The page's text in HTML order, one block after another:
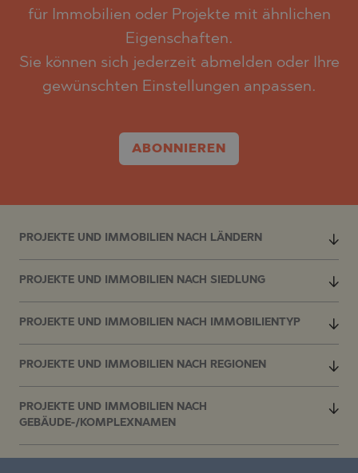
für Immobilien oder Projekte mit ähnlichen
Eigenschaften.
Sie können sich jederzeit abmelden oder Ihre
gewünschten Einstellungen anpassen.
ABONNIEREN
PROJEKTE UND IMMOBILIEN NACH LÄNDERN
PROJEKTE UND IMMOBILIEN NACH SIEDLUNG
PROJEKTE UND IMMOBILIEN NACH IMMOBILIENTYP
PROJEKTE UND IMMOBILIEN NACH REGIONEN
PROJEKTE UND IMMOBILIEN NACH
GEBÄUDE-/KOMPLEXNAMEN